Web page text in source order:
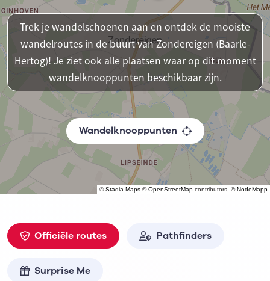
©Stadia Maps ©OpenStreetMap contributors, ©NodeMapp
Trek je wandelschoenen aan en ontdek de mooiste
wandelroutes in de buurt van Zondereigen (Baarle-
Hertog)! Je ziet ook alle plaatsen waar op dit moment
wandelknooppunten beschikbaar zijn.
Wandelknooppunten
Officiële routes Pathfinders
Surprise Me